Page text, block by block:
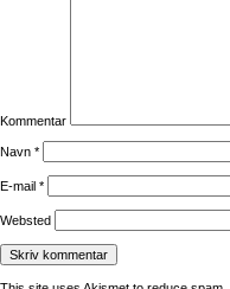
Kommentar
Navn *
E-mail *
Websted